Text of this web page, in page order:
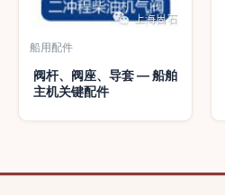
船用配件
阀杆、阀座、导套 — 船舶
主机关键配件